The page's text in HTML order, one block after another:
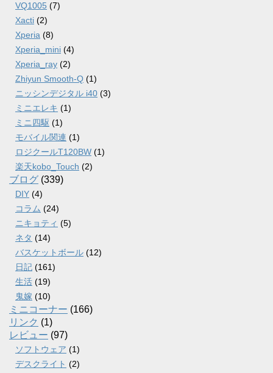
VQ1005 (7)
Xacti (2)
Xperia (8)
Xperia_mini (4)
Xperia_ray (2)
Zhiyun Smooth-Q (1)
ニッシンデジタル i40 (3)
ミニエレキ (1)
ミニ四駆 (1)
モバイル関連 (1)
ロジクールT120BW (1)
楽天kobo_Touch (2)
ブログ (339)
DIY (4)
コラム (24)
ニキョティ (5)
ネタ (14)
バスケットボール (12)
日記 (161)
生活 (19)
鬼嫁 (10)
ミニコーナー (166)
リンク (1)
レビュー (97)
ソフトウェア (1)
デスクライト (2)